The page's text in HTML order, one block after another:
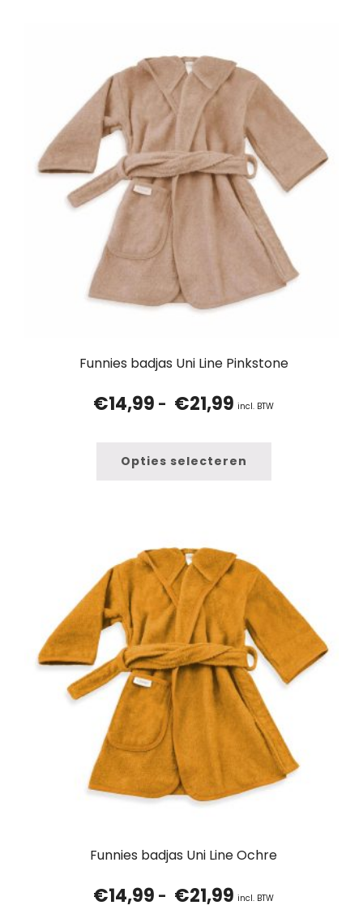
Funnies badjas Uni Line Pinkstone
€14,99 - €21,99 Prijsklasse:
€14,99
incl. BTW
Opties selecteren
Funnies badjas Uni Line Ochre
€14,99 - €21,99 Prijsklasse:
€14,99
incl. BTW